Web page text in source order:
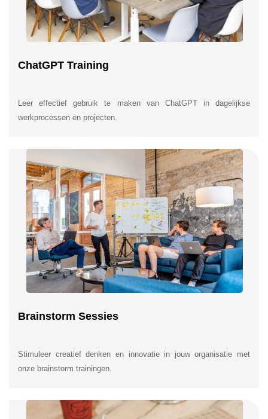
ChatGPT Training
Leer effectief gebruik te maken van ChatGPT in dagelijkse
werkprocessen en projecten.
Brainstorm Sessies
Stimuleer creatief denken en innovatie in jouw organisatie met
onze brainstorm trainingen.